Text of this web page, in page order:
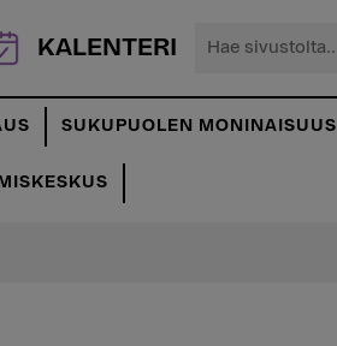
Hae
KALENTERI
SUKUPUOLEN MONINAISUUS